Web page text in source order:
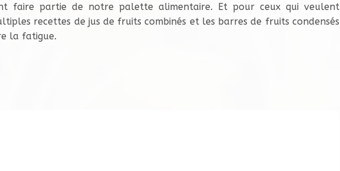
faire partie de notre palette alimentaire. Et pour ceux qui veulent
recettes de jus de fruits combinés et les barres de fruits condensés
la fatigue.